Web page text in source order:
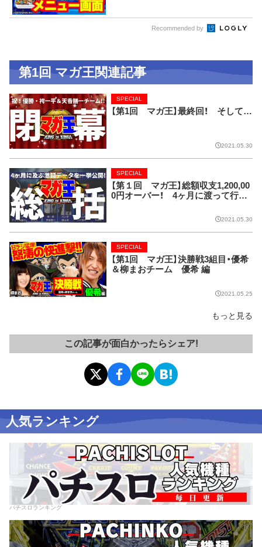
Recommended by
第1回 マガ王関連記事
【第1回 マガ王】最終回！ そして…
SPECIAL
2021.05.30
【第１回 マガ王】総額収支1,200,00
0円オーバー！ 4ヶ月に渡って行わ
SPECIAL
2021.05.30
【第1回 マガ王】決勝戦3組目・優希
＆柳まおチーム 優希 編
SPECIAL
2021.05.25
もっと見る
この記事が面白かったらシェア!
人気ランキング
パチスロランキング